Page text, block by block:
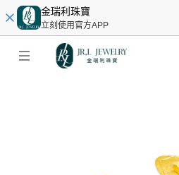
金瑞利珠寶
立刻使用官方APP